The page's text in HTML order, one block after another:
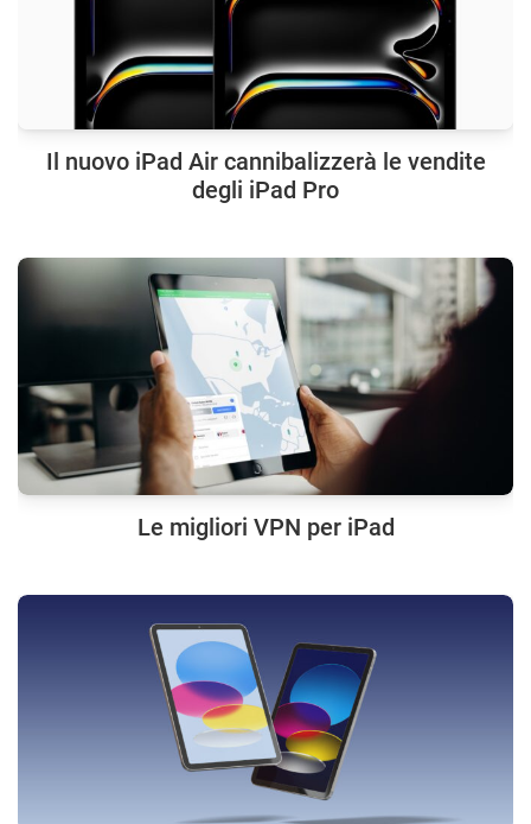
Il nuovo iPad Air cannibalizzerà le vendite
degli iPad Pro
Le migliori VPN per iPad